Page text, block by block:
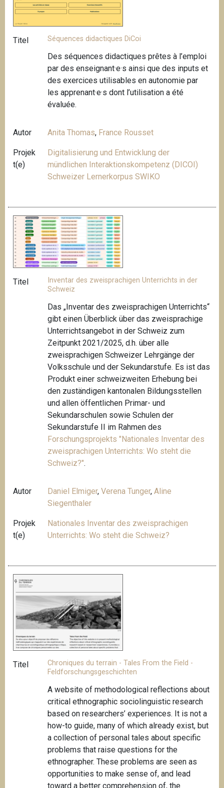
Titel Séquences didactiques DiCoi
Des séquences didactiques prêtes à l’emploi
par des enseignant·e·s ainsi que des inputs et
des exercices utilisables en autonomie par
les apprenant·e·s dont l’utilisation a été
évaluée.
Autor Anita Thomas, France Rousset
Projek
t(e)
Digitalisierung und Entwicklung der
mündlichen Interaktionskompetenz (DICOI)
Schweizer Lernerkorpus SWIKO
Titel
Inventar des zweisprachigen Unterrichts in der
Schweiz
Das „Inventar des zweisprachigen Unterrichts“
gibt einen Überblick über das zweisprachige
Unterrichtsangebot in der Schweiz zum
Zeitpunkt 2021/2025, d.h. über alle
zweisprachigen Schweizer Lehrgänge der
Volksschule und der Sekundarstufe. Es ist das
Produkt einer schweizweiten Erhebung bei
den zuständigen kantonalen Bildungsstellen
und allen öffentlichen Primar- und
Sekundarschulen sowie Schulen der
Sekundarstufe II im Rahmen des
Forschungsprojekts " Nationales Inventar des
zweisprachigen Unterrichts: Wo steht die
Schweiz?".
Autor Daniel Elmiger,Verena Tunger,Aline
Siegenthaler
Projek
t(e)
Nationales Inventar des zweisprachigen
Unterrichts: Wo steht die Schweiz?
Titel
Chroniques du terrain - Tales From the Field -
Feldforschungsgeschichten
A website of methodological reflections about
critical ethnographic sociolinguistic research
based on researchers’ experiences. It is not a
how-to guide, many of which already exist, but
a collection of personal tales about specific
problems that raise questions for the
ethnographer. These problems are seen as
opportunities to make sense of, and lead
toward a better comprehension of, the